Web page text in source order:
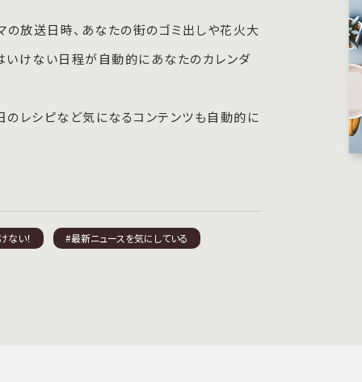
放送日時、あなたの街のゴミ出しや花火大
いけない日程が自動的にあなたのカレンダ
のレシピなど気になるコンテンツも自動的に
ない！ #最新ニュースを気にしている